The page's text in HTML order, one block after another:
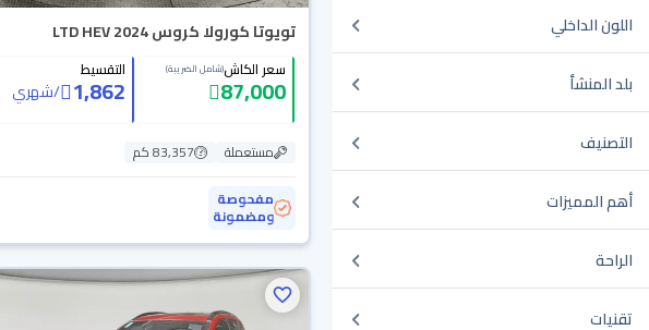
اللون الداخلي
بلد المنشأ
التصنيف
أهم المميزات
الراحة
تقنيات
تويوتا كورولا كروس LTD HEV 2024
سعر الكاش(شامل الضريبة)
87,000
التقسيط
1,862
/شهري
مستعملة
83,357 كم
مفحوصة
ومضمونة